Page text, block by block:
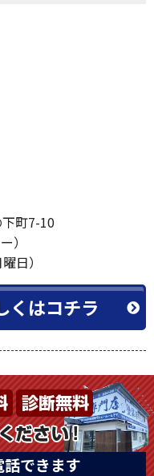
町7-10
）
日）
くはコチラ
できます